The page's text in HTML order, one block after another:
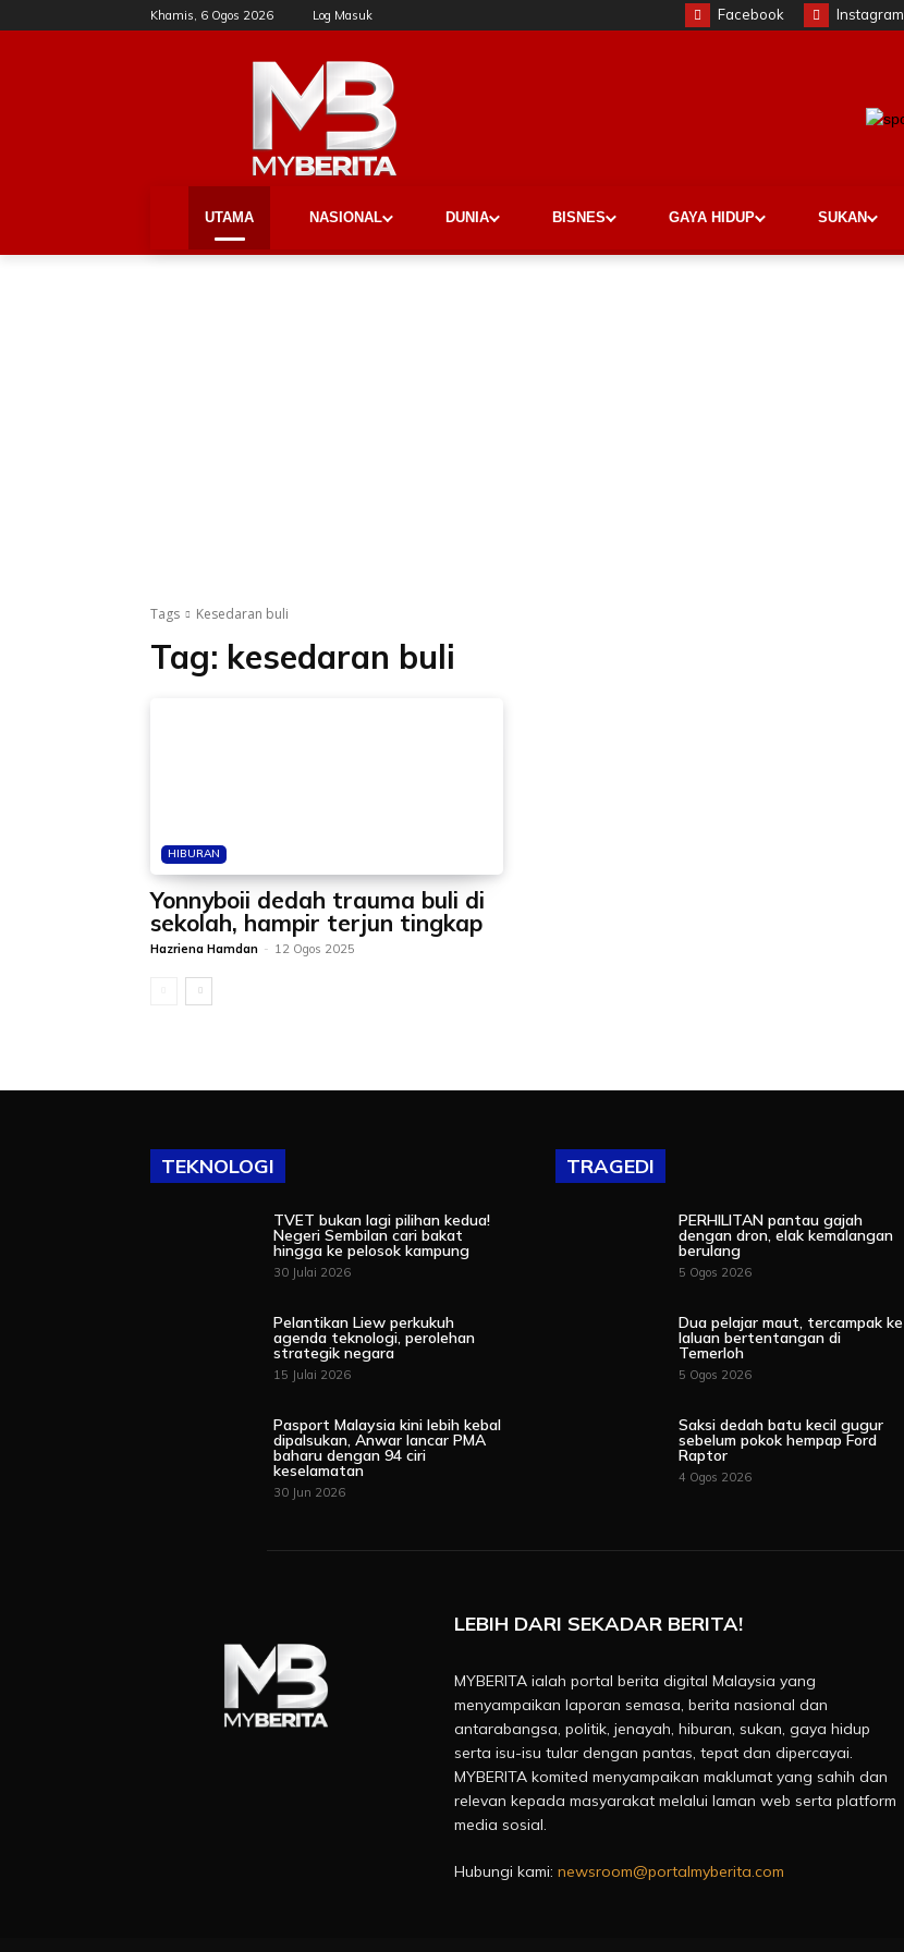
Khamis, 6 Ogos 2026 Log Masuk Facebook Instagram
UTAMA NASIONAL DUNIA BISNES GAYA HIDUP SUKAN
Tags Kesedaran buli
Tag: kesedaran buli
HIBURAN
Yonnyboii dedah trauma buli di
sekolah, hampir terjun tingkap
Hazriena Hamdan - 12 Ogos 2025
TEKNOLOGI
TVET bukan lagi pilihan kedua!
Negeri Sembilan cari bakat
hingga ke pelosok kampung
30 Julai 2026
Pelantikan Liew perkukuh
agenda teknologi, perolehan
strategik negara
15 Julai 2026
Pasport Malaysia kini lebih kebal
dipalsukan, Anwar lancar PMA
baharu dengan 94 ciri
keselamatan
30 Jun 2026
TRAGEDI
PERHILITAN pantau gajah
dengan dron, elak kemalangan
berulang
5 Ogos 2026
Dua pelajar maut, tercampak ke
laluan bertentangan di
Temerloh
5 Ogos 2026
Saksi dedah batu kecil gugur
sebelum pokok hempap Ford
Raptor
4 Ogos 2026
LEBIH DARI SEKADAR BERITA!
MYBERITA ialah portal berita digital Malaysia yang
menyampaikan laporan semasa, berita nasional dan
antarabangsa, politik, jenayah, hiburan, sukan, gaya hidup
serta isu-isu tular dengan pantas, tepat dan dipercayai.
MYBERITA komited menyampaikan maklumat yang sahih dan
relevan kepada masyarakat melalui laman web serta platform
media sosial.
Hubungi kami: newsroom@portalmyberita.com